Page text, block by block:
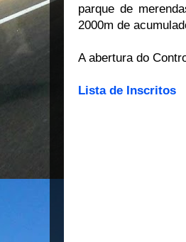
parque de
2000m de
A abertura do
Lista de Inscritos